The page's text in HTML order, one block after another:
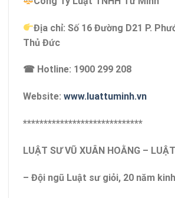
Địa chỉ: Số 16 Đường D21 P.
Thủ Đức
☎ Hotline: 1900 299 208
Website: www.luattuminh.vn
*****************************
LUẬT SƯ VŨ XUÂN HOẰNG –
– Đội ngũ Luật sư giỏi, 20 năm